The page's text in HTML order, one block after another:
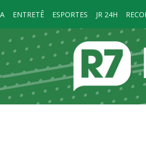
ENTRETÊ ESPORTES JR 24H